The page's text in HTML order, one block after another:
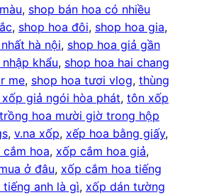
, shop bán hoa có nhiều
, shop hoa đôi, shop hoa gia ,
hà nội, shop hoa giả gần
khẩu, shop hoa hai chang
me, shop hoa tươi vlog, thùng
giả ngói hòa phát, tôn xốp
trồng hoa mười giờ trong hộp
, v.na xốp, xếp hoa bằng giấy ,
cắm hoa, xốp cắm hoa giả ,
ở đâu, xốp cắm hoa tiếng
anh là gì, xốp dán tường